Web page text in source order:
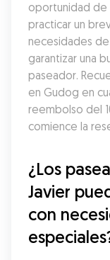
oportunidad de
practicar un
necesidades
garantizar una
paseador.
en Gudog en
reembolso del
comience la
¿Los
Javier
con